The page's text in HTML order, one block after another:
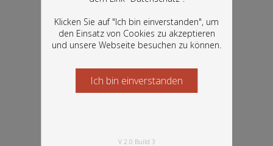
Klicken Sie auf "Ich bin einverstanden", um
den Einsatz von Cookies zu akzeptieren
und unsere Webseite besuchen zu können.
Bestände der Österreichischen
Nationalbibliothek: Bücher, Fotografien,
Grafiken und vieles mehr.
Ich bin einverstanden
Starten Sie jetzt
V 2.0 Build 3